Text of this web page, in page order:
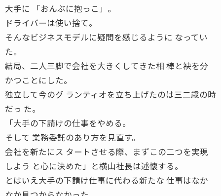
大手に 「おんぶに抱っこ」。
ドライバーは使い捨て。
そんなビジネスモデルに疑問を感じるように なってい
た。
結局、二人三脚で会社を大きくしてきた相 棒と袂を分
かつことにした。
独立して今のグ ランティオを立ち上げたのは三二歳の時
だっ た。
「大手の下請けの仕事をやめる。
そして 業務委託のあり方を見直す。
会社を新たにス タートさせる際、まずこの二つを実現
しよう と心に決めた」と横山社長は述懐する。
とはいえ大手の下請け仕事に代わる新たな 仕事はなか